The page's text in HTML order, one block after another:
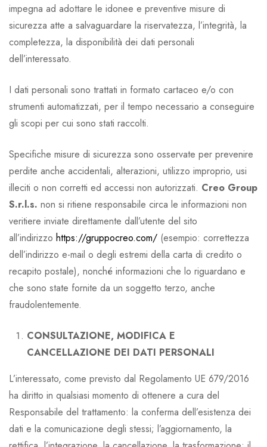
impegna ad adottare le idonee e preventive misure di
sicurezza atte a salvaguardare la riservatezza, l’integrità, la
completezza, la disponibilità dei dati personali
dell’interessato.
I dati personali sono trattati in formato cartaceo e/o con
strumenti automatizzati, per il tempo necessario a conseguire
gli scopi per cui sono stati raccolti.
Specifiche misure di sicurezza sono osservate per prevenire
perdite anche accidentali, alterazioni, utilizzo improprio, usi
illeciti o non corretti ed accessi non autorizzati. Creo Group
S.r.l.s. non si ritiene responsabile circa le informazioni non
veritiere inviate direttamente dall’utente del sito
all’indirizzo https://gruppocreo.com/ (esempio: correttezza
dell’indirizzo e-mail o degli estremi della carta di credito o
recapito postale), nonché informazioni che lo riguardano e
che sono state fornite da un soggetto terzo, anche
fraudolentemente.
CONSULTAZIONE, MODIFICA E
CANCELLAZIONE DEI DATI PERSONALI
L’interessato, come previsto dal Regolamento UE 679/2016
ha diritto in qualsiasi momento di ottenere a cura del
Responsabile del trattamento: la conferma dell’esistenza dei
dati e la comunicazione degli stessi; l’aggiornamento, la